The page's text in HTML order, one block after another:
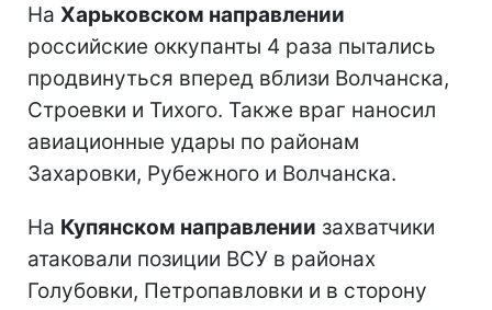
На Харьковском направлении
российские оккупанты 4 раза пытались
продвинуться вперед вблизи Волчанска,
Строевки и Тихого. Также враг наносил
авиационные удары по районам
Захаровки, Рубежного и Волчанска.
На Купянском направлении захватчики
атаковали позиции ВСУ в районах
Голубовки, Петропавловки и в сторону